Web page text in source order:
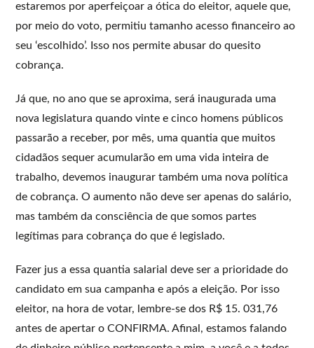
estaremos por aperfeiçoar a ótica do eleitor, aquele que,
por meio do voto, permitiu tamanho acesso financeiro ao
seu ‘escolhido’. Isso nos permite abusar do quesito
cobrança.
Já que, no ano que se aproxima, será inaugurada uma
nova legislatura quando vinte e cinco homens públicos
passarão a receber, por mês, uma quantia que muitos
cidadãos sequer acumularão em uma vida inteira de
trabalho, devemos inaugurar também uma nova política
de cobrança. O aumento não deve ser apenas do salário,
mas também da consciência de que somos partes
legítimas para cobrança do que é legislado.
Fazer jus a essa quantia salarial deve ser a prioridade do
candidato em sua campanha e após a eleição. Por isso
eleitor, na hora de votar, lembre-se dos R$ 15. 031,76
antes de apertar o CONFIRMA. Afinal, estamos falando